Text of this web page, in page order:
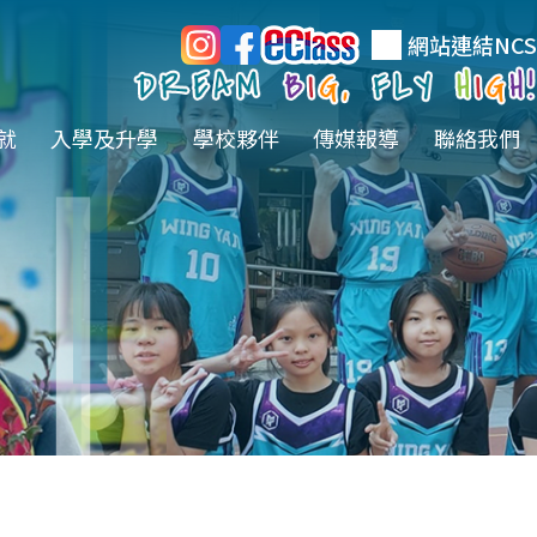
網站連結NCS
入學及升學 學校夥伴 傳媒報導 聯絡我們